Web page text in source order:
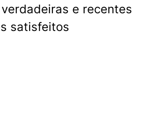
e recentes
satisfeitos